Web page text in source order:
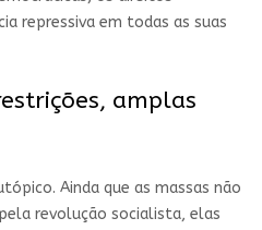
repressiva em todas as suas
amplas
Ainda que as massas não
revolução socialista, elas